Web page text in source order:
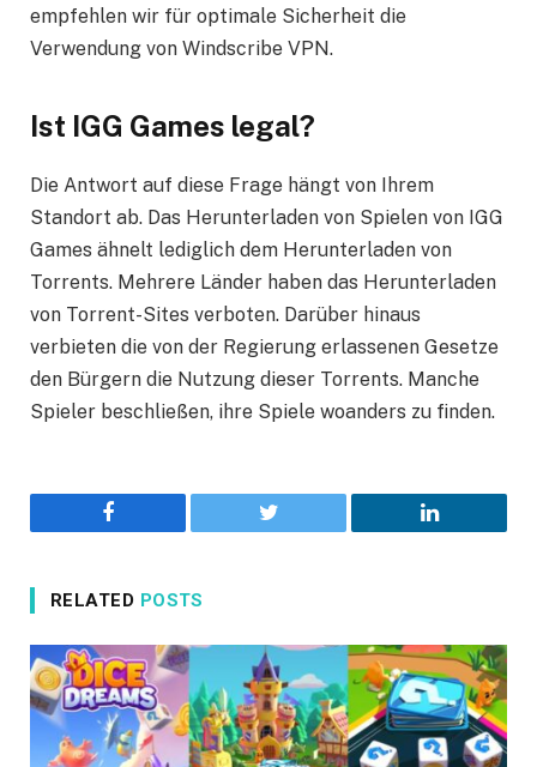
empfehlen wir für optimale Sicherheit die
Verwendung von Windscribe VPN.
Ist IGG Games legal?
Die Antwort auf diese Frage hängt von Ihrem
Standort ab. Das Herunterladen von Spielen von IGG
Games ähnelt lediglich dem Herunterladen von
Torrents. Mehrere Länder haben das Herunterladen
von Torrent-Sites verboten. Darüber hinaus
verbieten die von der Regierung erlassenen Gesetze
den Bürgern die Nutzung dieser Torrents. Manche
Spieler beschließen, ihre Spiele woanders zu finden.
Facebook Twitter LinkedIn
RELATED POSTS